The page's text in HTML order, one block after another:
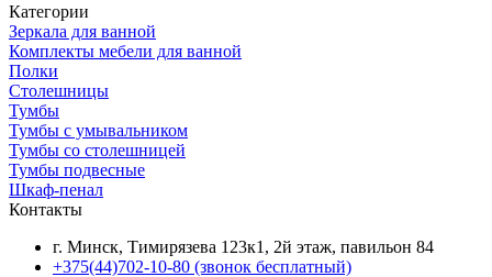
Категории
Зеркала для ванной
Комплекты мебели для ванной
Полки
Столешницы
Тумбы
Тумбы с умывальником
Тумбы со столешницей
Тумбы подвесные
Шкаф-пенал
Контакты
г. Минск, Тимирязева 123к1, 2й этаж, павильон 84
+375(44)702-10-80 (звонок бесплатный)